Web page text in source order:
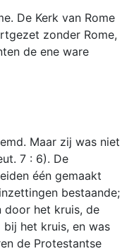
De Kerk van Rome
zonder Rome,
de ene ware
Maar zij was niet
7 : 6). De
één gemaakt
bestaande;
door het kruis, de
het kruis, en was
de Protestantse